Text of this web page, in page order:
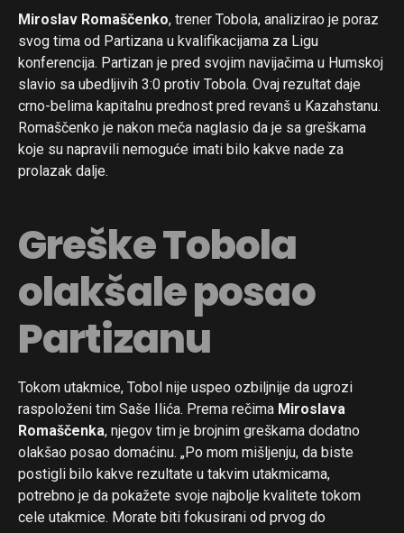
Miroslav Romaščenko, trener Tobola, analizirao je poraz
svog tima od Partizana u kvalifikacijama za Ligu
konferencija. Partizan je pred svojim navijačima u Humskoj
slavio sa ubedljivih 3:0 protiv Tobola. Ovaj rezultat daje
crno-belima kapitalnu prednost pred revanš u Kazahstanu.
Romaščenko je nakon meča naglasio da je sa greškama
koje su napravili nemoguće imati bilo kakve nade za
prolazak dalje.
Greške Tobola
olakšale posao
Partizanu
Tokom utakmice, Tobol nije uspeo ozbiljnije da ugrozi
raspoloženi tim Saše Ilića. Prema rečima Miroslava
Romaščenka, njegov tim je brojnim greškama dodatno
olakšao posao domaćinu. „Po mom mišljenju, da biste
postigli bilo kakve rezultate u takvim utakmicama,
potrebno je da pokažete svoje najbolje kvalitete tokom
cele utakmice. Morate biti fokusirani od prvog do